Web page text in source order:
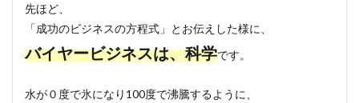
先ほど、
「成功のビジネスの方程式」とお伝えした様に、
バイヤービジネスは、科学です。
水が０度で氷になり100度で沸騰するように、